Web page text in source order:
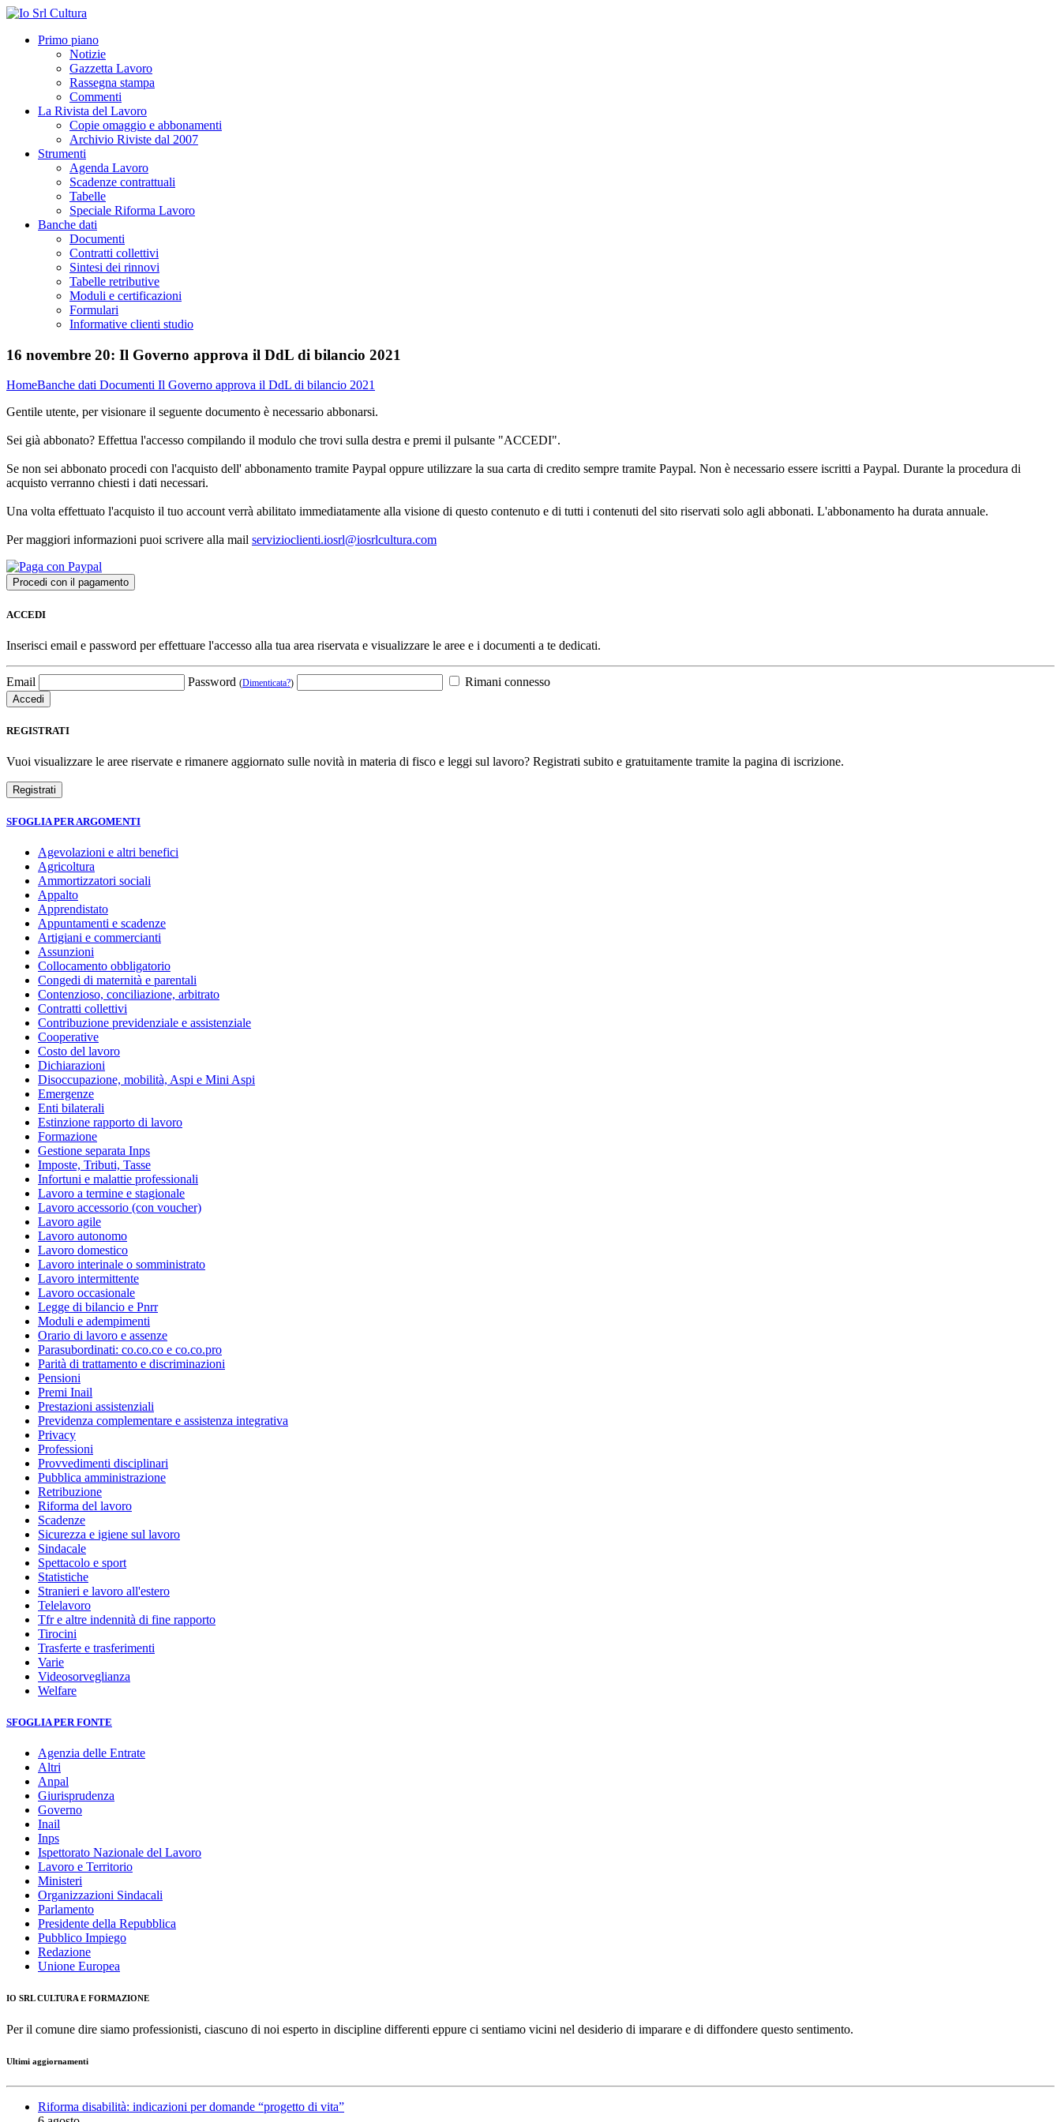
Primo piano
Notizie
Gazzetta Lavoro
Rassegna stampa
Commenti
La Rivista del Lavoro
Copie omaggio e abbonamenti
Archivio Riviste dal 2007
Strumenti
Agenda Lavoro
Scadenze contrattuali
Tabelle
Speciale Riforma Lavoro
Banche dati
Documenti
Contratti collettivi
Sintesi dei rinnovi
Tabelle retributive
Moduli e certificazioni
Formulari
Informative clienti studio
16 novembre 20: Il Governo approva il DdL di bilancio 2021
HomeBanche dati Documenti Il Governo approva il DdL di bilancio 2021
Gentile utente, per visionare il seguente documento è necessario abbonarsi.
Sei già abbonato? Effettua l'accesso compilando il modulo che trovi sulla destra e premi il pulsante "ACCEDI".
Se non sei abbonato procedi con l'acquisto dell' abbonamento tramite Paypal oppure utilizzare la sua carta di credito sempre tramite Paypal. Non è necessario essere iscritti a Paypal. Durante la procedura di
acquisto verranno chiesti i dati necessari.
Una volta effettuato l'acquisto il tuo account verrà abilitato immediatamente alla visione di questo contenuto e di tutti i contenuti del sito riservati solo agli abbonati. L'abbonamento ha durata annuale.
Per maggiori informazioni puoi scrivere alla mail servizioclienti.iosrl@iosrlcultura.com
ACCEDI
Inserisci email e password per effettuare l'accesso alla tua area riservata e visualizzare le aree e i documenti a te dedicati.
Email Password (Dimenticata?) Rimani connesso
REGISTRATI
Vuoi visualizzare le aree riservate e rimanere aggiornato sulle novità in materia di fisco e leggi sul lavoro? Registrati subito e gratuitamente tramite la pagina di iscrizione.
SFOGLIA PER ARGOMENTI
Agevolazioni e altri benefici
Agricoltura
Ammortizzatori sociali
Appalto
Apprendistato
Appuntamenti e scadenze
Artigiani e commercianti
Assunzioni
Collocamento obbligatorio
Congedi di maternità e parentali
Contenzioso, conciliazione, arbitrato
Contratti collettivi
Contribuzione previdenziale e assistenziale
Cooperative
Costo del lavoro
Dichiarazioni
Disoccupazione, mobilità, Aspi e Mini Aspi
Emergenze
Enti bilaterali
Estinzione rapporto di lavoro
Formazione
Gestione separata Inps
Imposte, Tributi, Tasse
Infortuni e malattie professionali
Lavoro a termine e stagionale
Lavoro accessorio (con voucher)
Lavoro agile
Lavoro autonomo
Lavoro domestico
Lavoro interinale o somministrato
Lavoro intermittente
Lavoro occasionale
Legge di bilancio e Pnrr
Moduli e adempimenti
Orario di lavoro e assenze
Parasubordinati: co.co.co e co.co.pro
Parità di trattamento e discriminazioni
Pensioni
Premi Inail
Prestazioni assistenziali
Previdenza complementare e assistenza integrativa
Privacy
Professioni
Provvedimenti disciplinari
Pubblica amministrazione
Retribuzione
Riforma del lavoro
Scadenze
Sicurezza e igiene sul lavoro
Sindacale
Spettacolo e sport
Statistiche
Stranieri e lavoro all'estero
Telelavoro
Tfr e altre indennità di fine rapporto
Tirocini
Trasferte e trasferimenti
Varie
Videosorveglianza
Welfare
SFOGLIA PER FONTE
Agenzia delle Entrate
Altri
Anpal
Giurisprudenza
Governo
Inail
Inps
Ispettorato Nazionale del Lavoro
Lavoro e Territorio
Ministeri
Organizzazioni Sindacali
Parlamento
Presidente della Repubblica
Pubblico Impiego
Redazione
Unione Europea
IO SRL CULTURA E FORMAZIONE
Per il comune dire siamo professionisti, ciascuno di noi esperto in discipline differenti eppure ci sentiamo vicini nel desiderio di imparare e di diffondere questo sentimento.
Ultimi aggiornamenti
Riforma disabilità: indicazioni per domande “progetto di vita”